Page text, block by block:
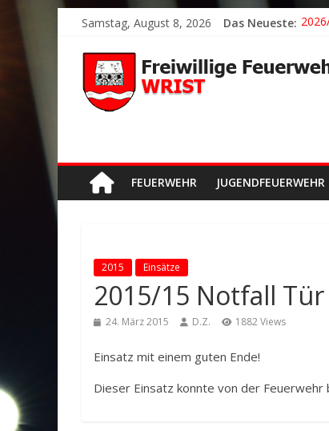
Samstag, August 8, 2026 Das Neueste:
FEUERWEHR JUGENDFEUERWEHR
2015 Einsätze
2015/15 Notfall
24. März 2015 D.Z. 1882 Views
Einsatz mit einem guten Ende!
Dieser Einsatz konnte von der